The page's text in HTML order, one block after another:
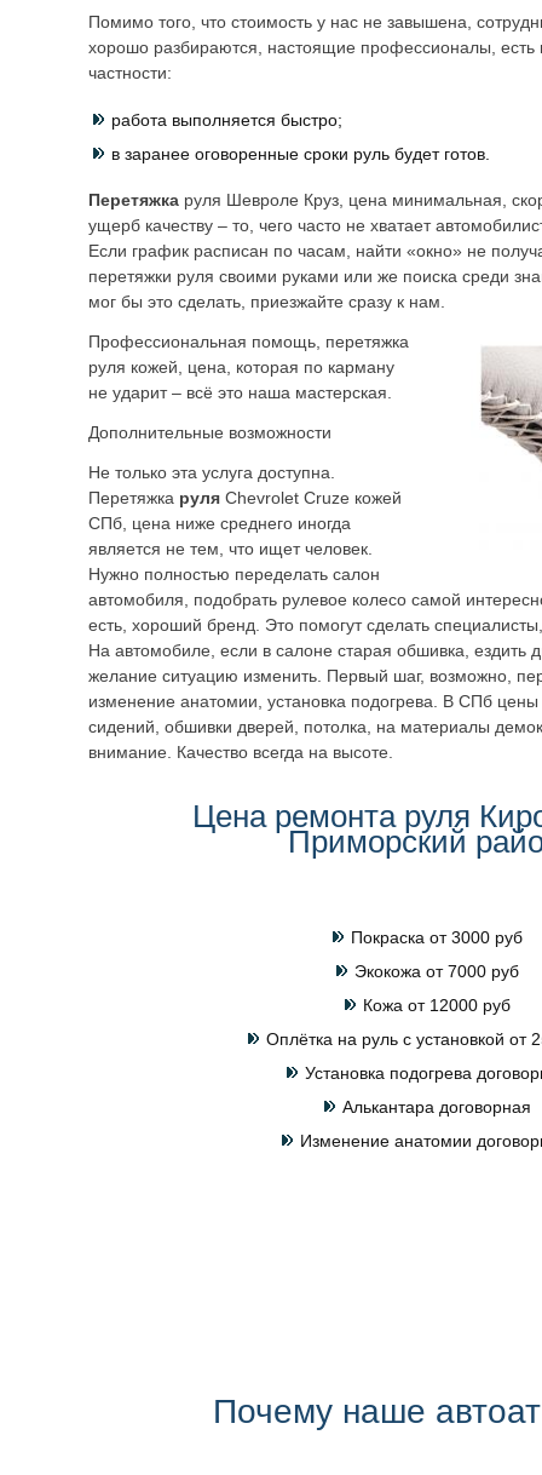
Помимо того, что стоимость у нас не завышена,
хорошо разбираются, настоящие профессионалы, есть
частности:
работа выполняется быстро;
в заранее оговоренные сроки руль будет готов.
Перетяжка руля Шевроле Круз, цена минимальная,
ущерб качеству – то, чего часто не хватает
Если график расписан по часам, найти «окно» не
перетяжки руля своими руками или же поиска среди
мог бы это сделать, приезжайте сразу к нам.
Профессиональная помощь, перетяжка
руля кожей, цена, которая по карману
не ударит – всё это наша мастерская.
Дополнительные возможности
Не только эта услуга доступна.
Перетяжка руля Chevrolet Cruze кожей
СПб, цена ниже среднего иногда
является не тем, что ищет человек.
Нужно полностью переделать салон
автомобиля, подобрать рулевое колесо самой
есть, хороший бренд. Это помогут сделать
На автомобиле, если в салоне старая обшивка, ездить
желание ситуацию изменить. Первый шаг, возможно,
изменение анатомии, установка подогрева. В СПб
сидений, обшивки дверей, потолка, на материалы
внимание. Качество всегда на высоте.
Цена ремонта руля
Приморский
Покраска от 3000 руб
Экокожа от 7000 руб
Кожа от 12000 руб
Оплётка на руль с установкой от
Установка подогрева
Алькантара договорная
Изменение анатомии
Почему наше